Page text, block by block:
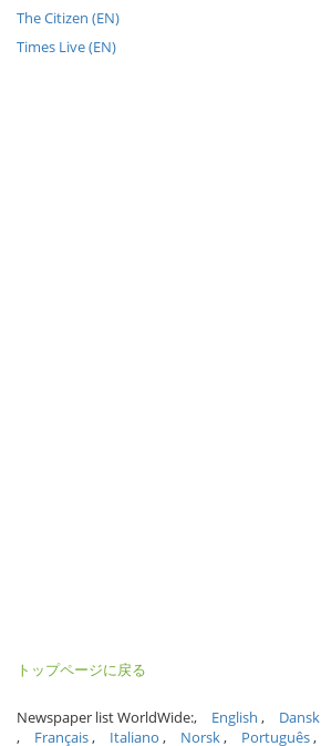
The Citizen (EN)
Times Live (EN)
トップページに戻る
Newspaper list WorldWide: English Dansk
Français
Italiano Norsk Português